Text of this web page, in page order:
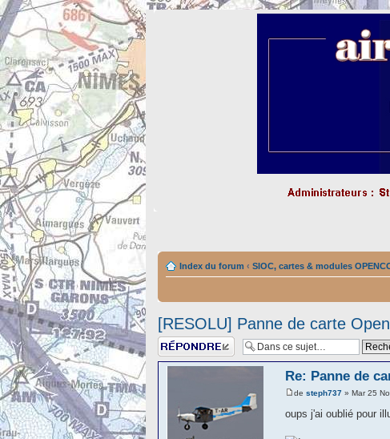
Index du forum ‹ SIOC, cartes & modules
[RESOLU] Panne de carte
Répondre
Re: Panne de
desteph737 » Mar 25
oups j'ai oublié pour